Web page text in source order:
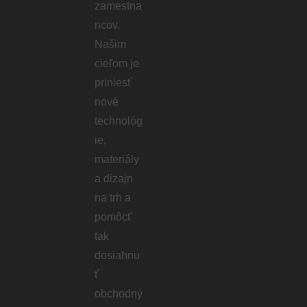
zamestna
ncov.
Našim
cieľom je
priniesť
nové
technológ
ie,
materiály
a dizajn
na trh a
pomôcť
tak
dosiahnu
ť
obchodný